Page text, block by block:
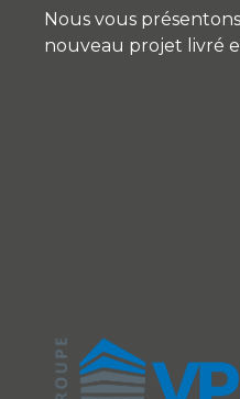
Nous vous
nouveau projet livré